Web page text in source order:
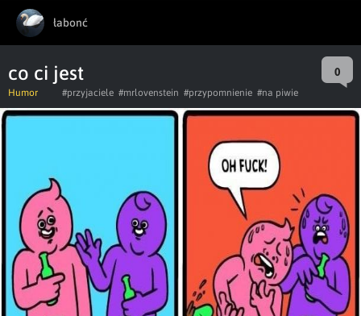
łabonć
co ci jest 0
Humor #przyjaciele #mrlovenstein #przypomnienie #na piwie